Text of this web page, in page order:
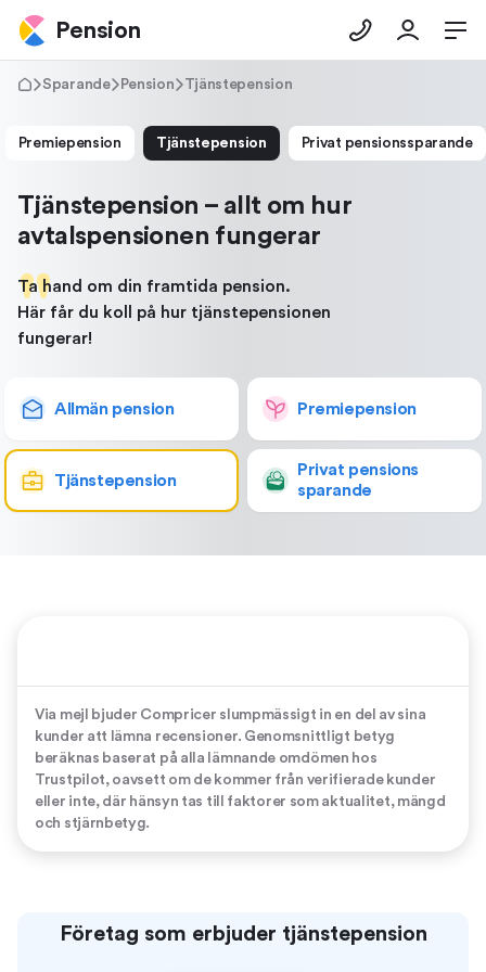
Pension
Sparande Pension Tjänstepension
Premiepension Tjänstepension Privat pensionssparande
Tjänstepension – allt om hur
avtalspensionen fungerar
Ta hand om din framtida pension.
Här får du koll på hur tjänstepensionen
fungerar!
Allmän pension Premie­pension
Tjänste­pension
Privat pensions­
sparande
Via mejl bjuder Compricer slumpmässigt in en del av sina
kunder att lämna recensioner. Genomsnittligt betyg
beräknas baserat på alla lämnande omdömen hos
Trustpilot, oavsett om de kommer från verifierade kunder
eller inte, där hänsyn tas till faktorer som aktualitet, mängd
och stjärnbetyg.
Företag som erbjuder tjänstepension